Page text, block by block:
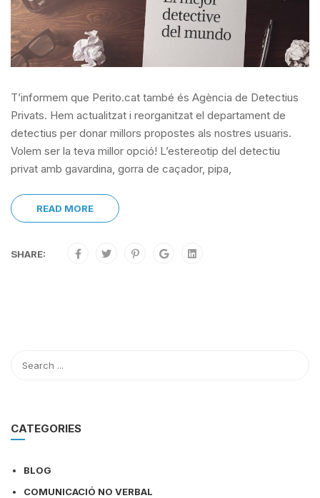
T’informem que Perito.cat també és Agència de Detectius
Privats. Hem actualitzat i reorganitzat el departament de
detectius per donar millors propostes als nostres usuaris.
Volem ser la teva millor opció! L’estereotip del detectiu
privat amb gavardina, gorra de caçador, pipa,
READ MORE
SHARE:
CATEGORIES
BLOG
COMUNICACIÓ NO VERBAL